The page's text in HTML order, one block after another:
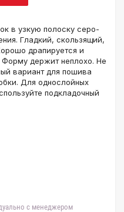
в узкую полоску серо-
Гладкий, скользящий,
драпируется и
Форму держит неплохо. Не
вариант для пошива
Для однослойных
подкладочный
с менеджером